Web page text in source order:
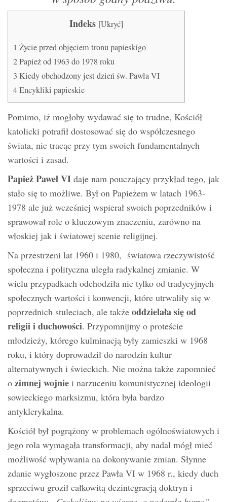
Indeks [Ukryć]
1 Życie przed objęciem tronu papieskigo
2Papież od 1963 do 1978 roku
3 Kiedy obchodzony jest dzień św. Pawła VI
4Encykliki papieskie
Pomimo, iż mogłoby wydawać się to trudne, Kościół
katolicki potrafił dostosować się do współczesnego
świata, nie tracąc przy tym swoich fundamentalnych
wartości i zasad.
Papież Paweł VI daje nam pouczający przykład tego, jak
stało się to możliwe. Był on Papieżem w latach 1963-
1978 ale już wcześniej wspierał swoich poprzedników i
sprawował role o kluczowym znaczeniu, zarówno na
włoskiej jak i światowej scenie religijnej.
Na przestrzeni lat 1960 i 1980, światowa rzeczywistość
społeczna i polityczna uległa radykalnej zmianie. W
wielu przypadkach odchodziła nie tylko od tradycyjnych
społecznych wartości i konwencji, które utrwaliły się w
poprzednich stuleciach, ale także oddzielała się od
religii i duchowości. Przypomnijmy o proteście
młodzieży, którego kulminacją były zamieszki w 1968
roku, i który doprowadził do narodzin kultur
alternatywnych i świeckich. Nie można także zapomnieć
o zimnej wojnie i narzuceniu komunistycznej ideologii
sowieckiego marksizmu, która była bardzo
antyklerykalna.
Kościół był pogrążony w problemach ogólnoświatowych i
jego rola wymagała transformacji, aby nadal mógł mieć
możliwość wpływania na dokonywanie zmian. Słynne
zdanie wygłoszone przez Pawła VI w 1968 r., kiedy duch
sprzeciwu groził całkowitą dezintegracją doktryn i